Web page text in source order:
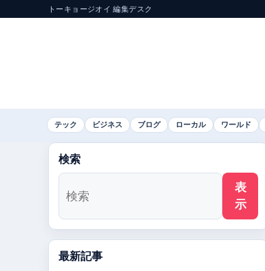
トーキョージオイ 編集デスク
テック ビジネス ブログ ローカル ワールド
検索
表
示
最新記事